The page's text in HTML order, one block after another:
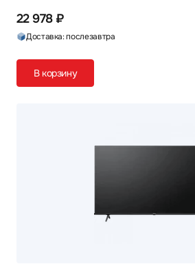
22 978 ₽
Доставка: послезавтра
В корзину